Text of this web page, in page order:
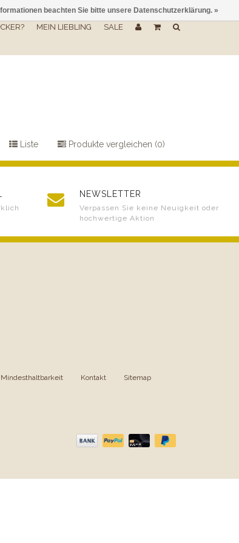
MEIN LIEBLING SALE
Liste Produkte vergleichen (0)
NEWSLETTER
Verpassen Sie keine Neuigkeit oder
hochwertige Aktion
Mindesthaltbarkeit Kontakt Sitemap
beachten Sie bitte unsere Datenschutzerklärung. »